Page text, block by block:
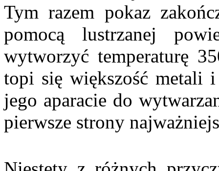
Tym razem pokaz
pomocą lustrzanej
wytworzyć temperaturę
topi się większość metali
jego aparacie do
pierwsze strony